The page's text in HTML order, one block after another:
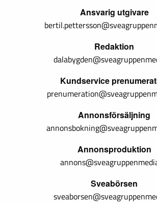
Ansvarig utgivare
Redaktion
Kundservice
Annonsförsäljning
Annonsproduktion
Sveabörsen